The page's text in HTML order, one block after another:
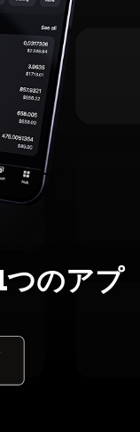
のアプ